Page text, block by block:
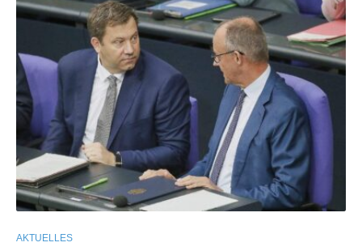
AKTUELLES